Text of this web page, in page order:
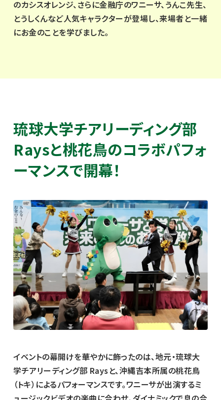
のカシスオレンジ、さらに金融庁のワニーサ、うんこ先生、
とうしくんなど人気キャラクターが登場し、来場者と一緒
にお金のことを学びました。
琉球大学チアリーディング部
Raysと桃花鳥のコラボパフォ
ーマンスで開幕！
イベントの幕開けを華やかに飾ったのは、地元・琉球大
学チアリーディング部 Raysと、沖縄吉本所属の桃花鳥
（トキ）によるパフォーマンスです。ワニーサが出演するミ